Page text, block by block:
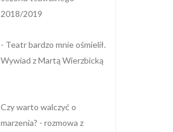
2018/2019
- Teatr bardzo mnie ośmielił.
Wywiad z Martą Wierzbicką
Czy warto walczyć o
marzenia? - rozmowa z